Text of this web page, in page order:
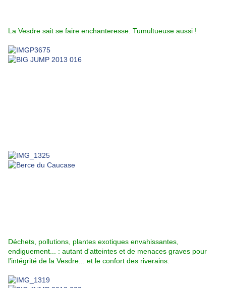
La Vesdre sait se faire enchanteresse. Tumultueuse aussi !
Déchets, pollutions, plantes exotiques envahissantes,
endiguement... : autant d'atteintes et de menaces graves pour
l'intégrité de la Vesdre... et le confort des riverains.